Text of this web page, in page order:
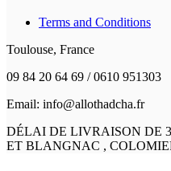
Terms and Conditions
Toulouse, France
09 84 20 64 69 / 0610 951303
Email: info@allothadcha.fr
DÉLAI DE LIVRAISON DE
ET BLANGNAC ,